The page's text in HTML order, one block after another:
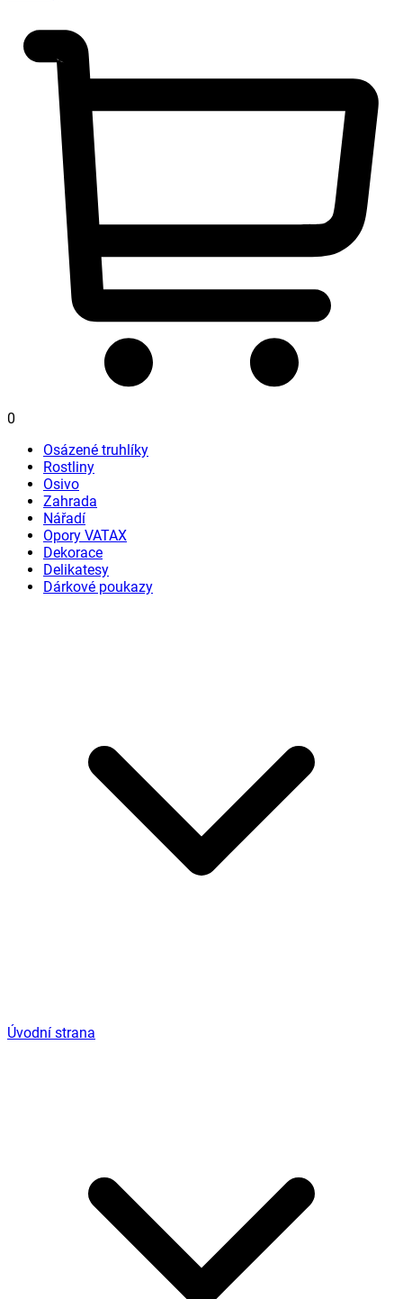
0
Osázené truhlíky
Rostliny
Osivo
Zahrada
Nářadí
Opory VATAX
Dekorace
Delikatesy
Dárkové poukazy
Úvodní strana